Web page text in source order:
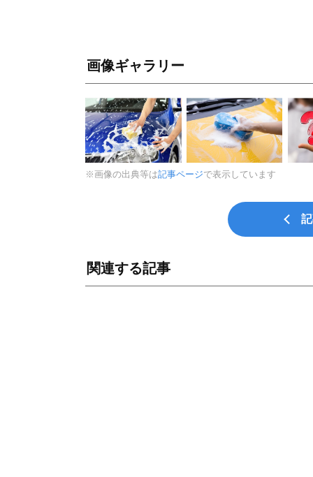
画像ギャラリー
※画像の出典等は記事ページで表示しています
関連する記事